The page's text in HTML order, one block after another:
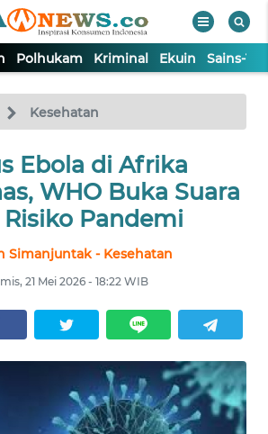
Polhukam Kriminal Ekuin Sains-
Kesehatan
Ebola di Afrika
WHO Buka Suara
Risiko Pandemi
Simanjuntak - Kesehatan
21 Mei 2026 - 18:22 WIB